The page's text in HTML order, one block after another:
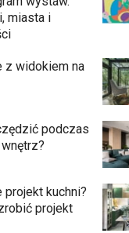
miasta i
z widokiem na
podczas
kuchni?
projekt